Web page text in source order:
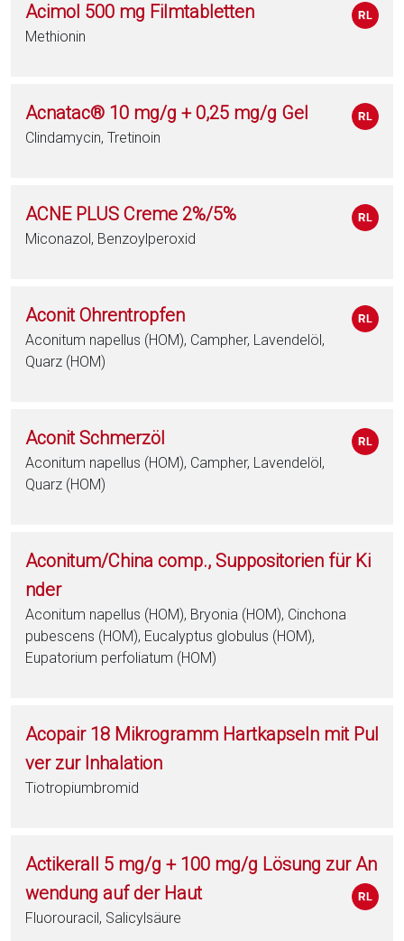
Acimol 500 mg Filmtabletten
Methionin
Acnatac® 10 mg/g + 0,25 mg/g Gel
Clindamycin, Tretinoin
ACNE PLUS Creme 2%/5%
Miconazol, Benzoylperoxid
Aconit Ohrentropfen
Aconitum napellus (HOM), Campher, Lavendelöl,
Quarz (HOM)
Aconit Schmerzöl
Aconitum napellus (HOM), Campher, Lavendelöl,
Quarz (HOM)
Aconitum/China comp., Suppositorien für Ki
nder
Aconitum napellus (HOM), Bryonia (HOM), Cinchona
pubescens (HOM), Eucalyptus globulus (HOM),
Eupatorium perfoliatum (HOM)
Acopair 18 Mikrogramm Hartkapseln mit Pul
ver zur Inhalation
Tiotropiumbromid
Actikerall 5 mg/g + 100 mg/g Lösung zur An
wendung auf der Haut
Fluorouracil, Salicylsäure